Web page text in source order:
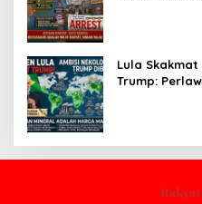
Lula
Trump: